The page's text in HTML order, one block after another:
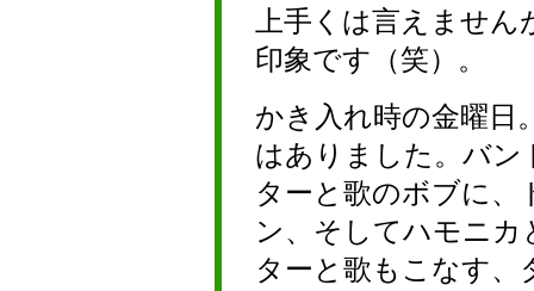
上手くは言えませ
印象です（笑）。
かき入れ時の金曜日
はありました。バン
ターと歌のボブに
ン、そしてハモニカ
ターと歌もこなす、